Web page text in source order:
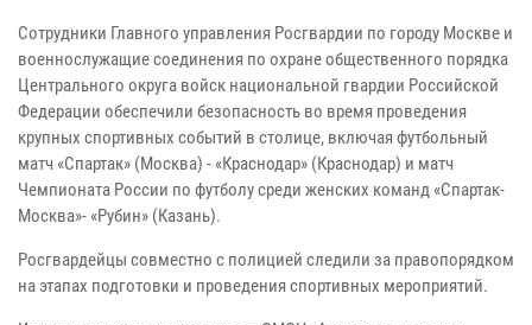
Сотрудники Главного управления Росгвардии по городу Москве и
военнослужащие соединения по охране общественного порядка
Центрального округа войск национальной гвардии Российской
Федерации обеспечили безопасность во время проведения
крупных спортивных событий в столице, включая футбольный
матч «Спартак» (Москва) - «Краснодар» (Краснодар) и матч
Чемпионата России по футболу среди женских команд «Спартак-
Москва»- «Рубин» (Казань).
Росгвардейцы совместно с полицией следили за правопорядком
на этапах подготовки и проведения спортивных мероприятий.